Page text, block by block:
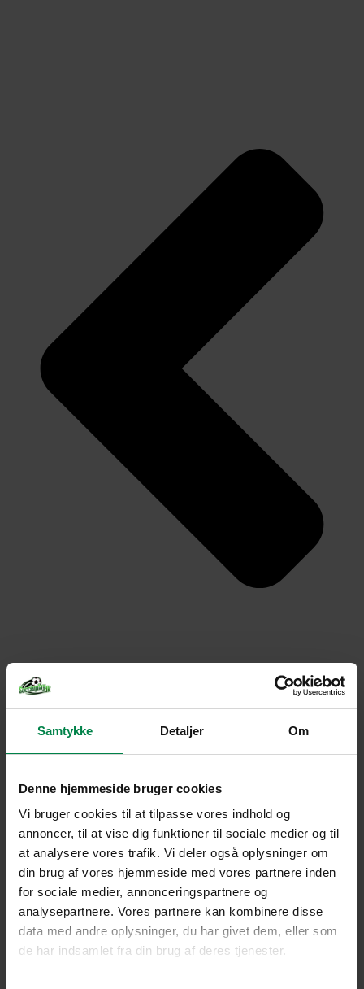
Samtykke Detaljer Om
Denne hjemmeside bruger cookies
Vi bruger cookies til at tilpasse vores indhold og
annoncer, til at vise dig funktioner til sociale medier og til
at analysere vores trafik. Vi deler også oplysninger om
din brug af vores hjemmeside med vores partnere inden
for sociale medier, annonceringspartnere og
analysepartnere. Vores partnere kan kombinere disse
data med andre oplysninger, du har givet dem, eller som
de har indsamlet fra din brug af deres tjenester.